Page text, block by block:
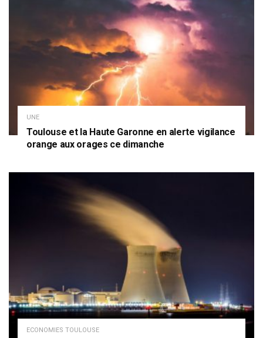
UNE
Toulouse et la Haute Garonne en alerte vigilance
orange aux orages ce dimanche
ECONOMIES TOULOUSE